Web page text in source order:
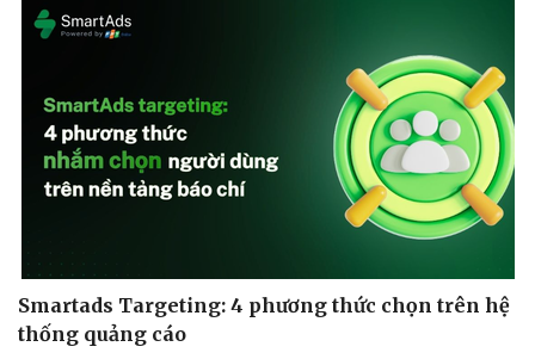
Cây thuốc
Sản phụ khoa
Nhi khoa
Đời sống
Blog
Tình yêu - Gia đình
Smartads Targeting: 4 phương thức chọn trên hệ
thống quảng cáo